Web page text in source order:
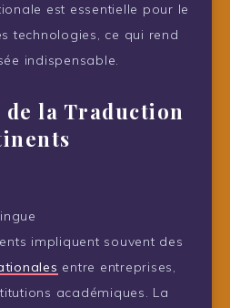
est essentielle pour le
technologies, ce qui rend
indispensable.
de la Traduction
impliquent souvent des
entre entreprises,
académiques. La